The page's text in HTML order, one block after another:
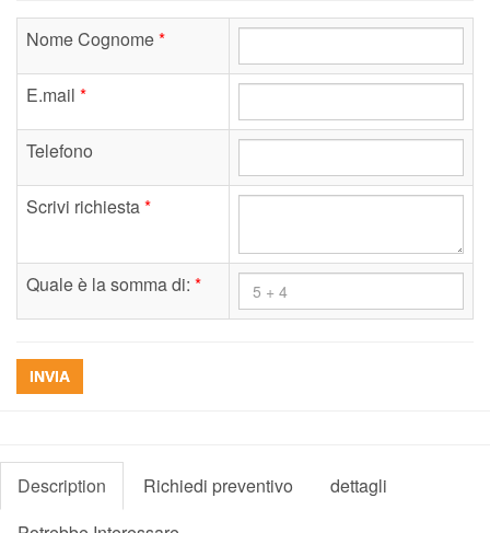
Nome Cognome*
E.mail *
Telefono
Scrivi richiesta*
Quale è la somma di: *
INVIA
Description Richiedi preventivo
dettagli